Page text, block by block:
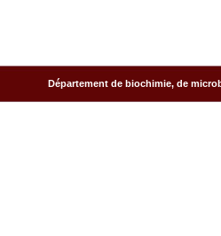
Département de biochimie, de